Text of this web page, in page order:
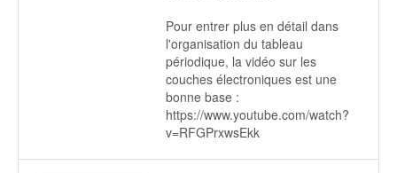
Pour entrer plus en détail dans
l'organisation du tableau
périodique, la vidéo sur les
couches électroniques est une
bonne base :
https://www.youtube.com/watch?
v=RFGPrxwsEkk